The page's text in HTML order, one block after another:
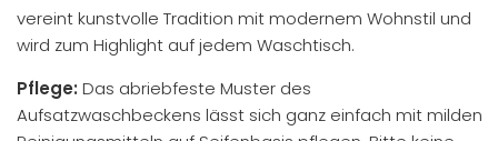
vereint kunstvolle Tradition mit modernem Wohnstil und
wird zum Highlight auf jedem Waschtisch.
Pflege: Das abriebfeste Muster des
Aufsatzwaschbeckens lässt sich ganz einfach mit milden